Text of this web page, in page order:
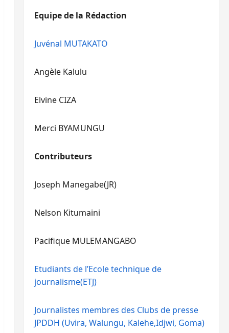
Equipe de la Rédaction
Juvénal MUTAKATO
Angèle Kalulu
Elvine CIZA
Merci BYAMUNGU
Contributeurs
Joseph Manegabe(JR)
Nelson Kitumaini
Pacifique MULEMANGABO
Etudiants de l’Ecole technique de
journalisme(ETJ)
Journalistes membres des Clubs de presse
JPDDH (Uvira, Walungu, Kalehe,Idjwi, Goma)